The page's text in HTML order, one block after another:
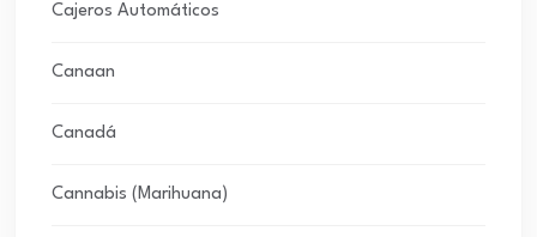
Cajeros Automáticos
Canaan
Canadá
Cannabis (Marihuana)